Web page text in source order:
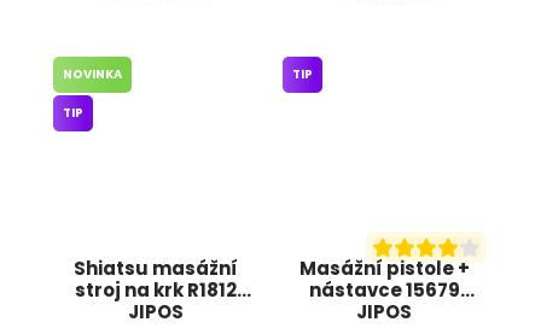
Shiatsu masážní
stroj na krk R1812
JIPOS
NOVINKA
TIP
Masážní pistole +
nástavce 15679
JIPOS
TIP